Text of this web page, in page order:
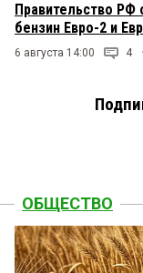
Правительство РФ
бензин Евро-2 и
6 августа 14:00 4
ОБЩЕСТВО